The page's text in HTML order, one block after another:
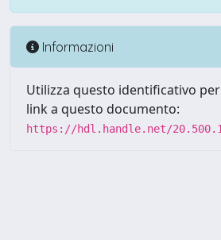
Informazioni
Utilizza questo identificativo
link a questo documento:
https://hdl.handle.net/